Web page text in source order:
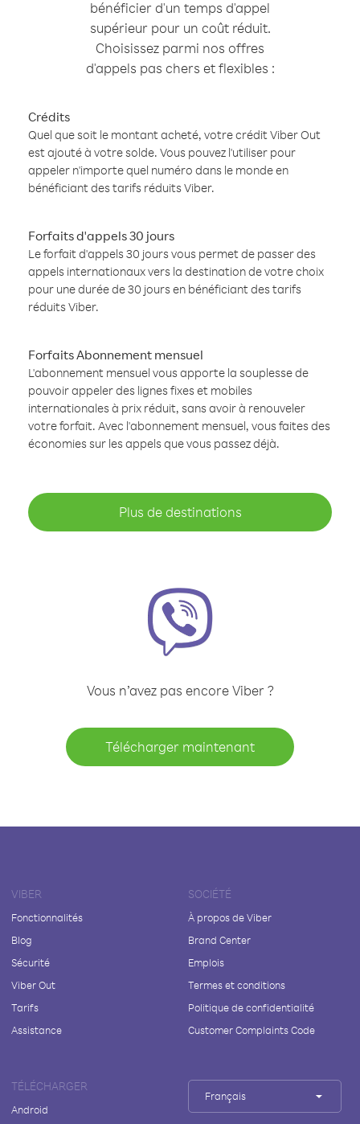
bénéficier d'un temps d'appel
supérieur pour un coût réduit.
Choisissez parmi nos offres
d'appels pas chers et flexibles :
Crédits
Quel que soit le montant acheté, votre crédit Viber Out
est ajouté à votre solde. Vous pouvez l'utiliser pour
appeler n'importe quel numéro dans le monde en
bénéficiant des tarifs réduits Viber.
Forfaits d'appels 30 jours
Le forfait d'appels 30 jours vous permet de passer des
appels internationaux vers la destination de votre choix
pour une durée de 30 jours en bénéficiant des tarifs
réduits Viber.
Forfaits Abonnement mensuel
L'abonnement mensuel vous apporte la souplesse de
pouvoir appeler des lignes fixes et mobiles
internationales à prix réduit, sans avoir à renouveler
votre forfait. Avec l'abonnement mensuel, vous faites des
économies sur les appels que vous passez déjà.
Plus de destinations
Vous n’avez pas encore Viber ?
Télécharger maintenant
VIBER
Fonctionnalités
Blog
Sécurité
Viber Out
Tarifs
Assistance
SOCIÉTÉ
À propos de Viber
Brand Center
Emplois
Termes et conditions
Politique de confidentialité
Customer Complaints Code
TÉLÉCHARGER
Android
Français